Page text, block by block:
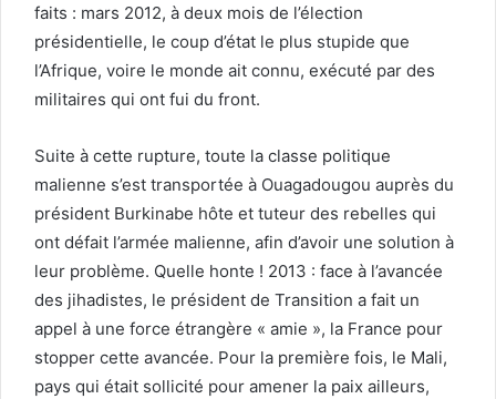
faits : mars 2012, à deux mois de l’élection
présidentielle, le coup d’état le plus stupide que
l’Afrique, voire le monde ait connu, exécuté par des
militaires qui ont fui du front.
Suite à cette rupture, toute la classe politique
malienne s’est transportée à Ouagadougou auprès du
président Burkinabe hôte et tuteur des rebelles qui
ont défait l’armée malienne, afin d’avoir une solution à
leur problème. Quelle honte ! 2013 : face à l’avancée
des jihadistes, le président de Transition a fait un
appel à une force étrangère « amie », la France pour
stopper cette avancée. Pour la première fois, le Mali,
pays qui était sollicité pour amener la paix ailleurs,